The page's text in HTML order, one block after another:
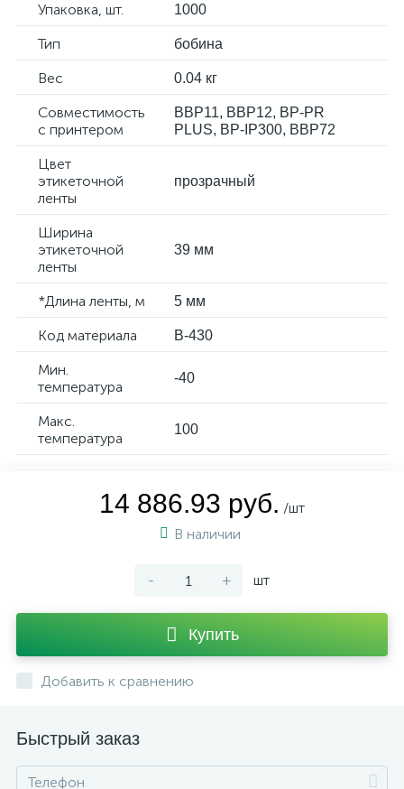
Упаковка, шт. 1000
Тип бобина
Вес 0.04 кг
Совместимость
с принтером
BBP11, BBP12, BP-PR
PLUS, BP-IP300, BBP72
Цвет
этикеточной
ленты
прозрачный
Ширина
этикеточной
ленты
39 мм
*Длина ленты, м 5 мм
Код материала B-430
Мин.
температура
-40
Макс.
температура
100
14 886.93 руб. /шт
В наличии
- + шт
Купить
Добавить к сравнению
Быстрый заказ